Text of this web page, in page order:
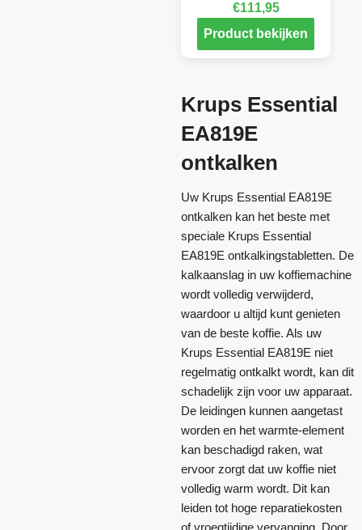
€111,95
Product bekijken
Krups Essential
EA819E
ontkalken
Uw Krups Essential EA819E
ontkalken kan het beste met
speciale Krups Essential
EA819E ontkalkingstabletten. De
kalkaanslag in uw koffiemachine
wordt volledig verwijderd,
waardoor u altijd kunt genieten
van de beste koffie. Als uw
Krups Essential EA819E niet
regelmatig ontkalkt wordt, kan dit
schadelijk zijn voor uw apparaat.
De leidingen kunnen aangetast
worden en het warmte-element
kan beschadigd raken, wat
ervoor zorgt dat uw koffie niet
volledig warm wordt. Dit kan
leiden tot hoge reparatiekosten